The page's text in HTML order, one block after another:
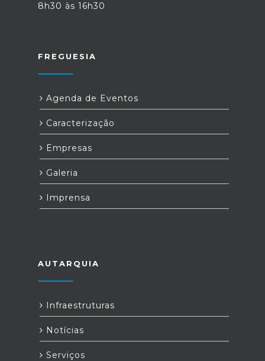
8h30 às 16h30
FREGUESIA
Agenda de Eventos
Caracterização
Empresas
Galeria
Imprensa
AUTARQUIA
Infraestruturas
Notícias
Serviços